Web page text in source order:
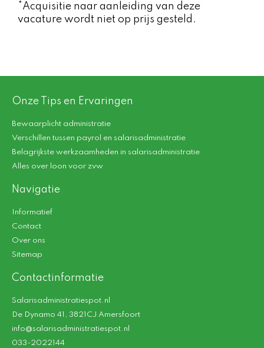
*Acquisitie naar aanleiding van deze
vacature wordt niet op prijs gesteld.
Onze Tips en Ervaringen
Bewaarplicht administratie
Verschillen tussen payrol en salarisadministratie
Belagrijkste werkzaamheden in salarisadministratie
Alles over loon voor zvw
Navigatie
Informatief
Contact
Over ons
Sitemap
Contactinformatie
Salarisadministratiespot.nl
De Dynamo 41, 3821CJ Amersfoort
info@salarisadministratiespot.nl
033-2022144